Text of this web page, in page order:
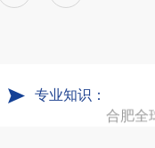
专业知识：